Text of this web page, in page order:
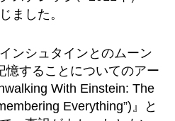
ました。
ンシュタインとのムーン
することについてのアー
With Einstein: The
Everything”)』と